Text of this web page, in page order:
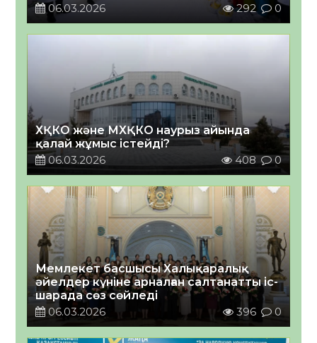
06.03.2026
292 0
ХҚКО және МХҚКО наурыз айында
қалай жұмыс істейді?
06.03.2026
408 0
Мемлекет басшысы Халықаралық
әйелдер күніне арналған салтанатты іс-
шарада сөз сөйледі
06.03.2026
396 0